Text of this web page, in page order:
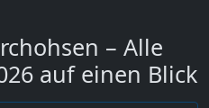
– Alle
auf einen Blick